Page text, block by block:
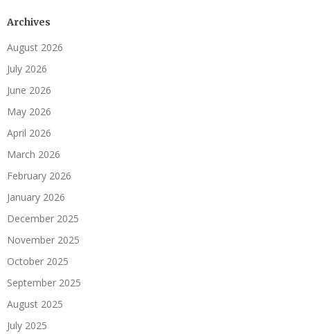
Archives
August 2026
July 2026
June 2026
May 2026
April 2026
March 2026
February 2026
January 2026
December 2025
November 2025
October 2025
September 2025
August 2025
July 2025